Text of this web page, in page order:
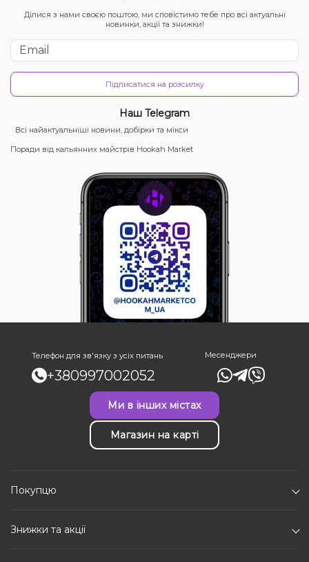
Ділися з нами своєю поштою, ми сповістимо тебе про всі актуальні
новинки, акції та знижки!
Підписатися на розсилку
Наш Telegram
Всі найактуальніші новини, добірки та мікси
Поради від кальянних майстрів Hookah Market
Телефон для зв'язку з усіх питань
+380997002052
Месенджери
Ми в інших містах
Магазин на карті
Покупцю
Знижки та акції